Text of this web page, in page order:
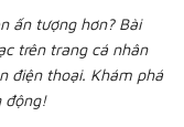
ấn tượng hơn? Bài
trên trang cá nhân
điện thoại. Khám phá
động!